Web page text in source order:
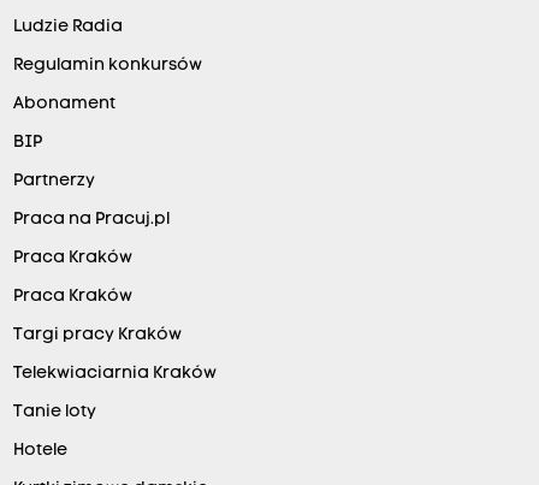
Ludzie Radia
Regulamin konkursów
Abonament
BIP
Partnerzy
Praca na Pracuj.pl
Praca Kraków
Praca Kraków
Targi pracy Kraków
Telekwiaciarnia Kraków
Tanie loty
Hotele